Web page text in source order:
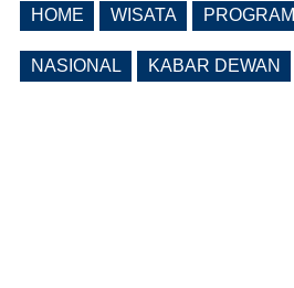
(0 Reply(s))
HOME WISATA
NASIONAL KABAR DEWAN